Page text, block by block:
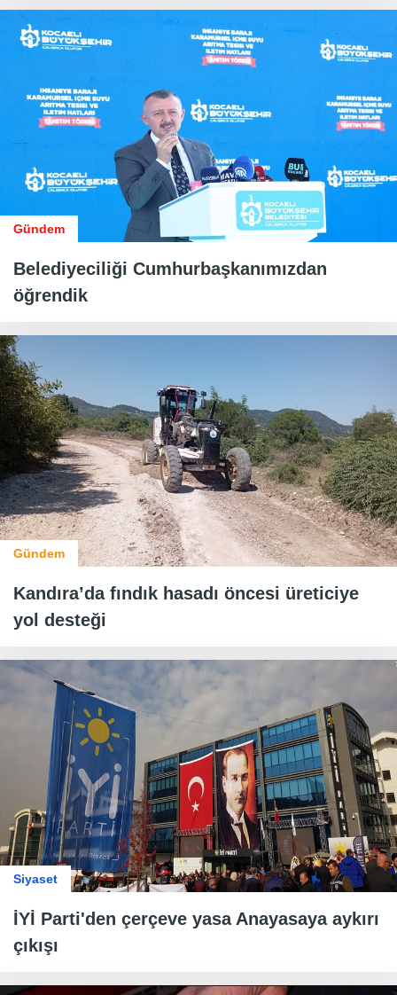
Gündem
Belediyeciliği Cumhurbaşkanımızdan
öğrendik
Gündem
Kandıra’da fındık hasadı öncesi üreticiye
yol desteği
Siyaset
İYİ Parti'den çerçeve yasa Anayasaya aykırı
çıkışı